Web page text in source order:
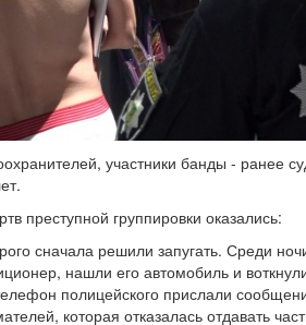
участники банды - ранее
преступной группировки оказались:
сначала решили запугать. Среди
нашли его автомобиль и
полицейского прислали
которая отказалась отдавать